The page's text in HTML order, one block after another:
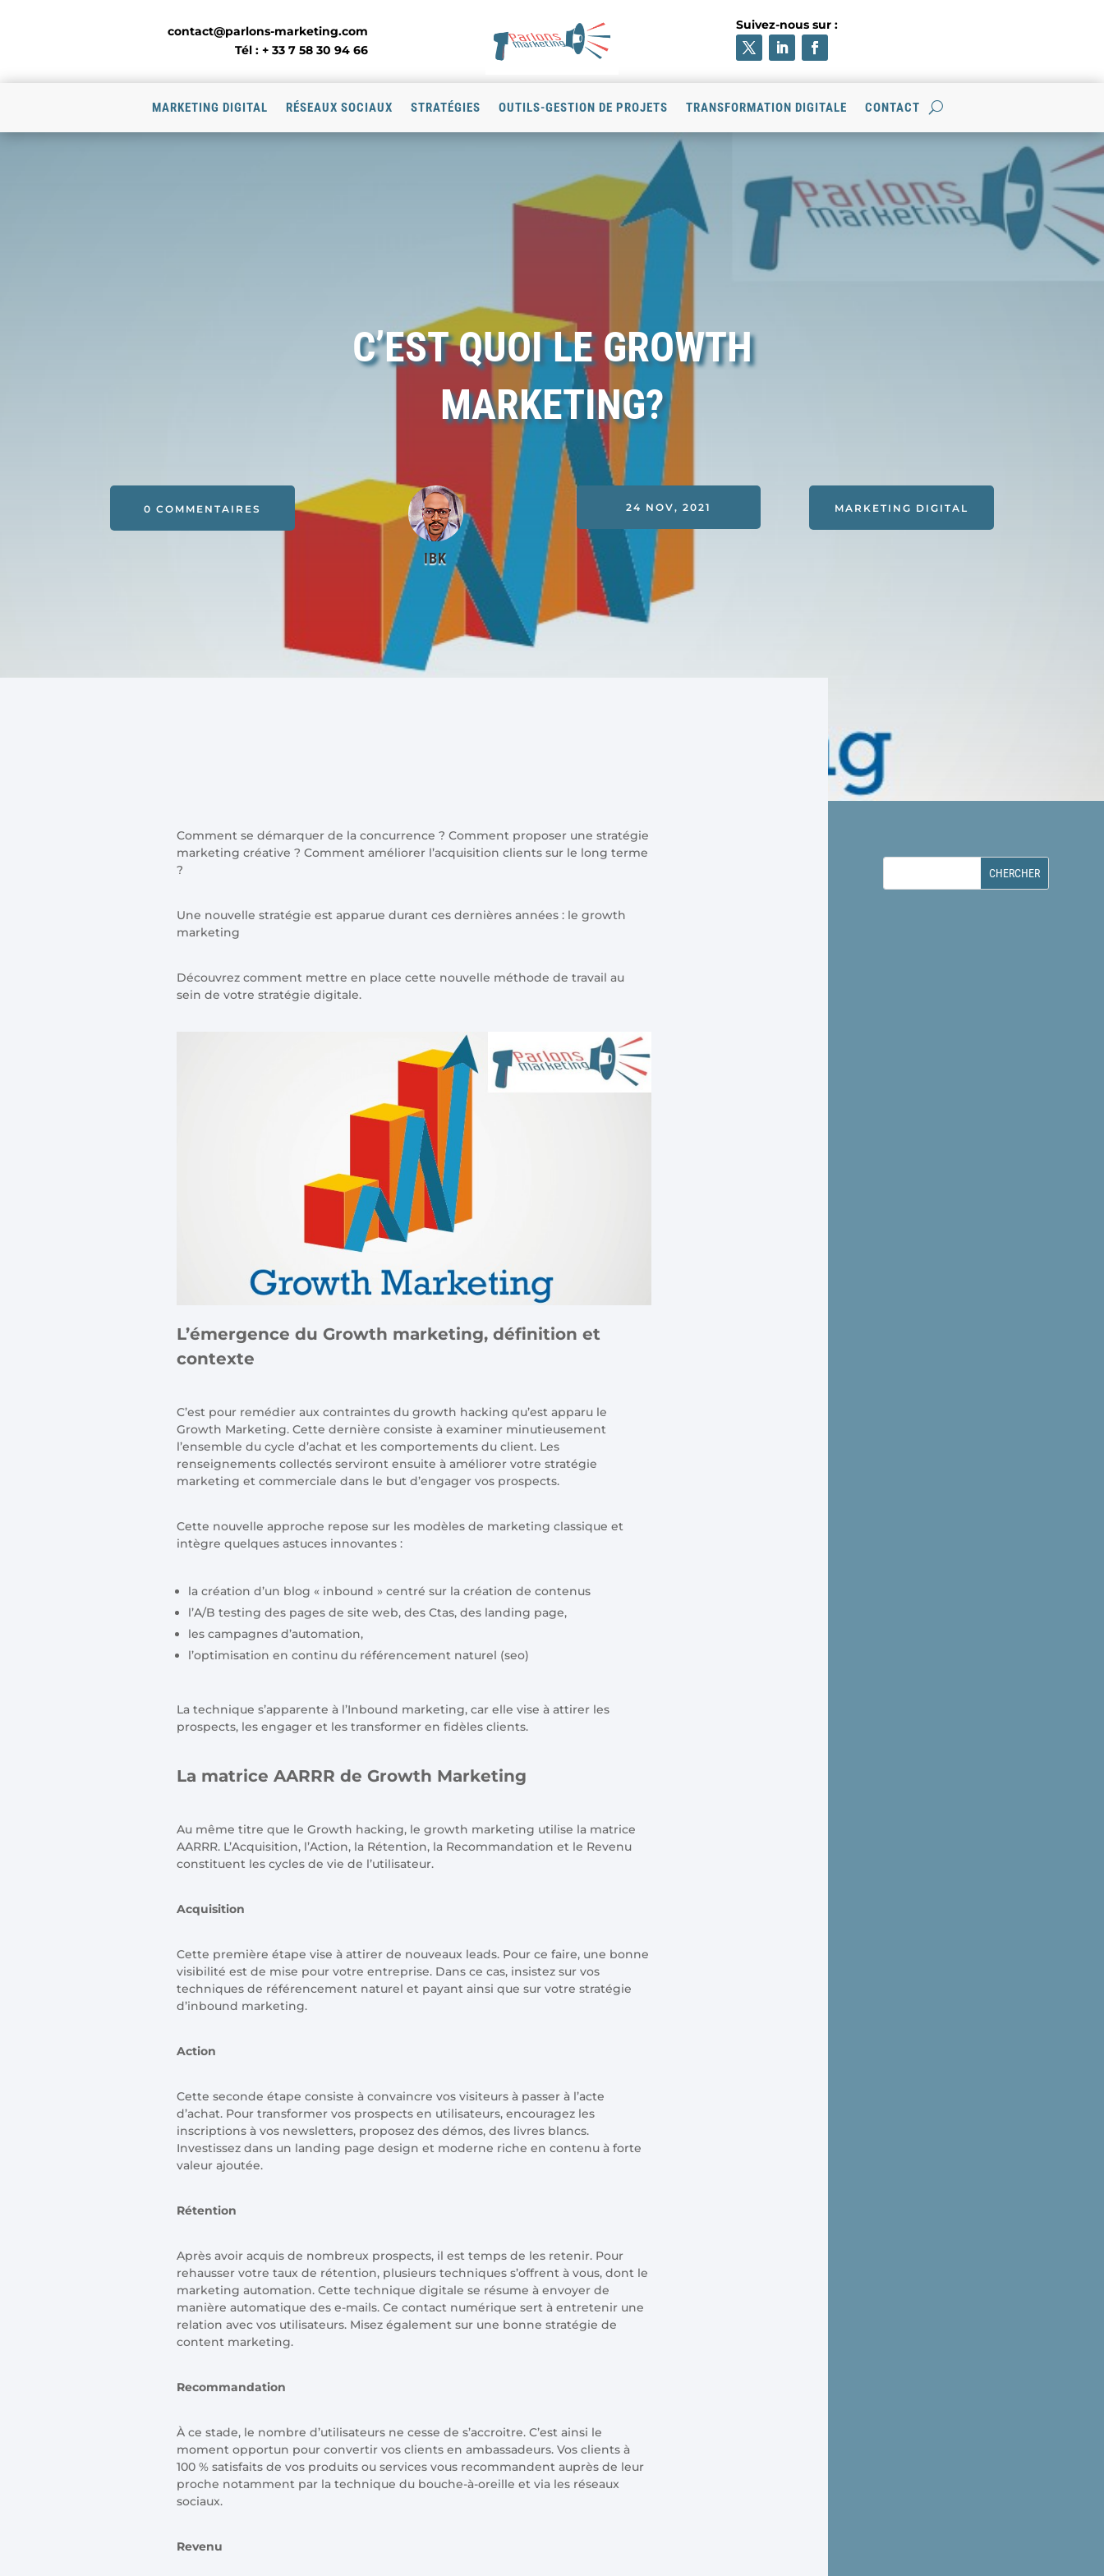
contact@parlons-marketing.com
Tél : + 33 7 58 30 94 66
Suivez-nous sur :
MARKETING DIGITAL RÉSEAUX SOCIAUX STRATÉGIES OUTILS-GESTION DE PROJETS TRANSFORMATION DIGITALE CONTACT
C’EST QUOI LE GROWTH
MARKETING?
0 COMMENTAIRES
IBK
24 NOV, 2021 MARKETING DIGITAL
Comment se démarquer de la concurrence ? Comment proposer une stratégie
marketing créative ? Comment améliorer l’acquisition clients sur le long terme
?
Une nouvelle stratégie est apparue durant ces dernières années : le growth
marketing
Découvrez comment mettre en place cette nouvelle méthode de travail au
sein de votre stratégie digitale.
L’émergence du Growth marketing, définition et
contexte
C’est pour remédier aux contraintes du growth hacking qu’est apparu le
Growth Marketing. Cette dernière consiste à examiner minutieusement
l’ensemble du cycle d’achat et les comportements du client. Les
renseignements collectés serviront ensuite à améliorer votre stratégie
marketing et commerciale dans le but d’engager vos prospects.
Cette nouvelle approche repose sur les modèles de marketing classique et
intègre quelques astuces innovantes :
la création d’un blog « inbound » centré sur la création de contenus
l’A/B testing des pages de site web, des Ctas, des landing page,
les campagnes d’automation,
l’optimisation en continu du référencement naturel (seo)
La technique s’apparente à l’Inbound marketing, car elle vise à attirer les
prospects, les engager et les transformer en fidèles clients.
La matrice AARRR de Growth Marketing
Au même titre que le Growth hacking, le growth marketing utilise la matrice
AARRR. L’Acquisition, l’Action, la Rétention, la Recommandation et le Revenu
constituent les cycles de vie de l’utilisateur.
Acquisition
Cette première étape vise à attirer de nouveaux leads. Pour ce faire, une bonne
visibilité est de mise pour votre entreprise. Dans ce cas, insistez sur vos
techniques de référencement naturel et payant ainsi que sur votre stratégie
d’inbound marketing.
Action
Cette seconde étape consiste à convaincre vos visiteurs à passer à l’acte
d’achat. Pour transformer vos prospects en utilisateurs, encouragez les
inscriptions à vos newsletters, proposez des démos, des livres blancs.
Investissez dans un landing page design et moderne riche en contenu à forte
valeur ajoutée.
Rétention
Après avoir acquis de nombreux prospects, il est temps de les retenir. Pour
rehausser votre taux de rétention, plusieurs techniques s’offrent à vous, dont le
marketing automation. Cette technique digitale se résume à envoyer de
manière automatique des e-mails. Ce contact numérique sert à entretenir une
relation avec vos utilisateurs. Misez également sur une bonne stratégie de
content marketing.
Recommandation
À ce stade, le nombre d’utilisateurs ne cesse de s’accroitre. C’est ainsi le
moment opportun pour convertir vos clients en ambassadeurs. Vos clients à
100 % satisfaits de vos produits ou services vous recommandent auprès de leur
proche notamment par la technique du bouche-à-oreille et via les réseaux
sociaux.
Revenu